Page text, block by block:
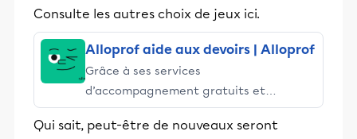
Consulte les autres choix de jeux ici.
Alloprof aide aux devoirs | Alloprof
Grâce à ses services
d’accompagnement gratuits et
stimulants, Alloprof engage les élèves
et leurs parents dans la réussite
Qui sait, peut-être de nouveaux seront